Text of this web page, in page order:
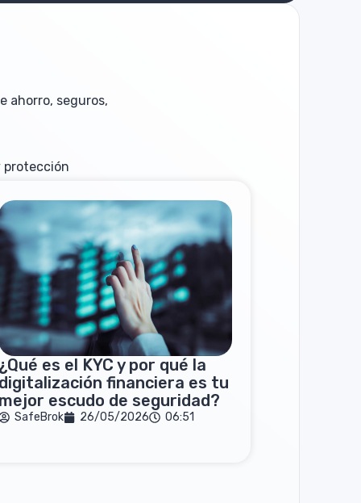
ahorro, seguros,
protección
es el KYC y por qué la
financiera es tu
escudo de seguridad?
SafeBrok 26/05/2026 06:51